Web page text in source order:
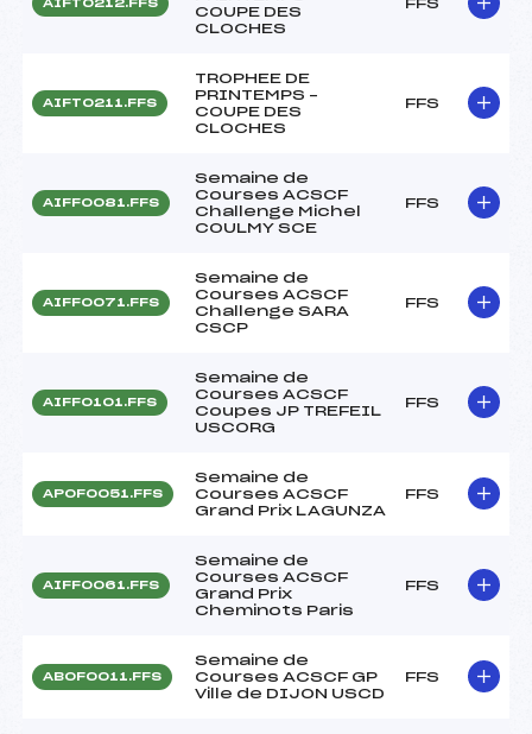
AIFT0212.FFS
COUPE DES
CLOCHES
FFS
AIFT0211.FFS
TROPHEE DE
PRINTEMPS –
COUPE DES
CLOCHES
FFS
AIFF0081.FFS
Semaine de
Courses ACSCF
Challenge Michel
COULMY SCE
FFS
AIFF0071.FFS
Semaine de
Courses ACSCF
Challenge SARA
CSCP
FFS
AIFF0101.FFS
Semaine de
Courses ACSCF
Coupes JP TREFEIL
USCORG
FFS
APOF0051.FFS
Semaine de
Courses ACSCF
Grand Prix LAGUNZA
FFS
AIFF0061.FFS
Semaine de
Courses ACSCF
Grand Prix
Cheminots Paris
FFS
ABOF0011.FFS
Semaine de
Courses ACSCF GP
Ville de DIJON USCD
FFS